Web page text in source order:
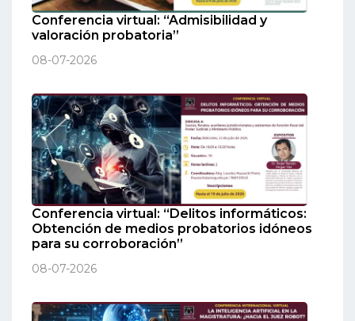
Conferencia virtual: “Admisibilidad y
valoración probatoria”
08-07-2026
Conferencia virtual: “Delitos informáticos:
Obtención de medios probatorios idóneos
para su corroboración”
08-07-2026